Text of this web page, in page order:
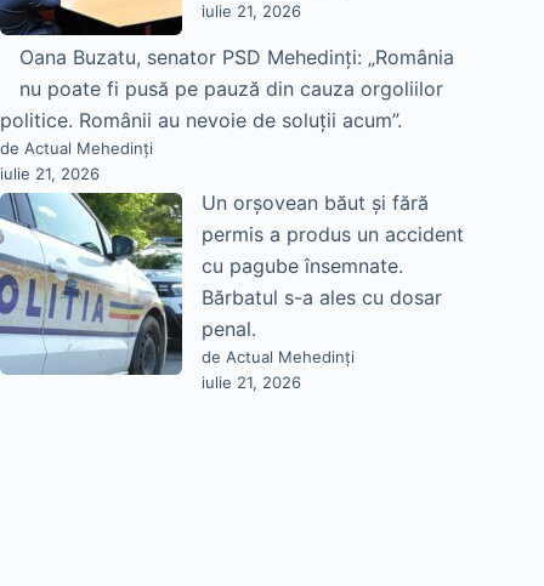
iulie 21, 2026
Oana Buzatu, senator PSD Mehedinți: „România
nu poate fi pusă pe pauză din cauza orgoliilor
politice. Românii au nevoie de soluții acum”.
de Actual Mehedinți
iulie 21, 2026
Un orșovean băut și fără
permis a produs un accident
cu pagube însemnate.
Bărbatul s-a ales cu dosar
penal.
de Actual Mehedinți
iulie 21, 2026